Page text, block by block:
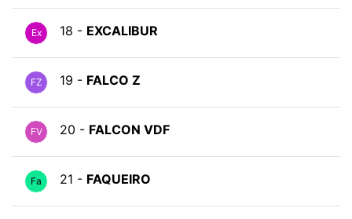
Ex 18 - EXCALIBUR
FZ 19 - FALCO Z
FV 20 - FALCON VDF
Fa 21 - FAQUEIRO